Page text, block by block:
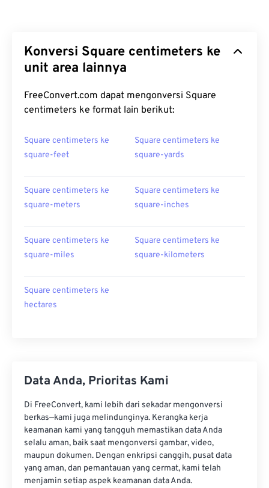
Konversi Square centimeters ke
unit area lainnya
FreeConvert.com dapat mengonversi Square
centimeters ke format lain berikut:
Square centimeters ke
square-feet
Square centimeters ke
square-yards
Square centimeters ke
square-meters
Square centimeters ke
square-inches
Square centimeters ke
square-miles
Square centimeters ke
square-kilometers
Square centimeters ke
hectares
Data Anda, Prioritas Kami
Di FreeConvert, kami lebih dari sekadar mengonversi
berkas—kami juga melindunginya. Kerangka kerja
keamanan kami yang tangguh memastikan data Anda
selalu aman, baik saat mengonversi gambar, video,
maupun dokumen. Dengan enkripsi canggih, pusat data
yang aman, dan pemantauan yang cermat, kami telah
menjamin setiap aspek keamanan data Anda.